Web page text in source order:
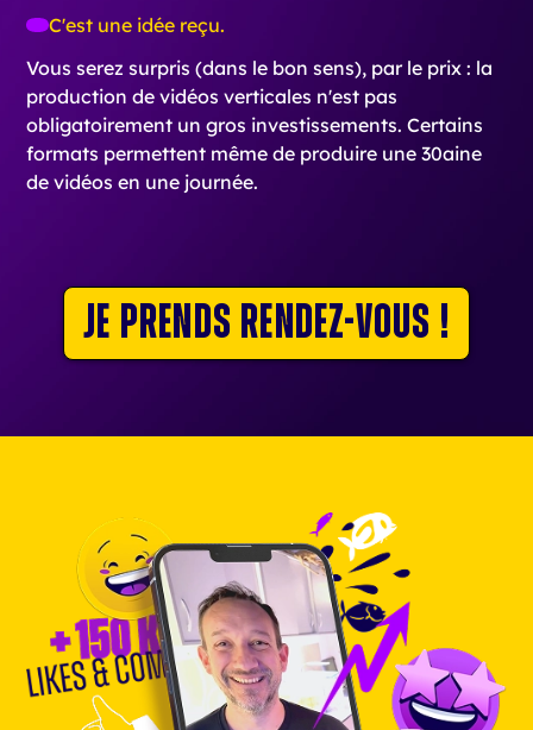
C'est une idée reçu.
Vous serez surpris (dans le bon sens), par le prix : la
production de vidéos verticales n'est pas
obligatoirement un gros investissements. Certains
formats permettent même de produire une 30aine
de vidéos en une journée.
Je prends rendez-vous !